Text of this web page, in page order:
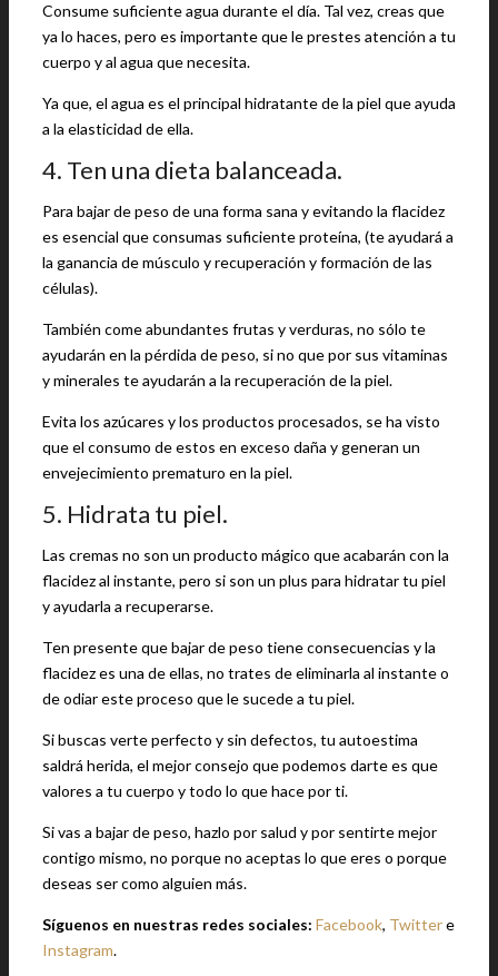
Consume suficiente agua durante el día. Tal vez, creas que
ya lo haces, pero es importante que le prestes atención a tu
cuerpo y al agua que necesita.
Ya que, el agua es el principal hidratante de la piel que ayuda
a la elasticidad de ella.
4. Ten una dieta balanceada.
Para bajar de peso de una forma sana y evitando la flacidez
es esencial que consumas suficiente proteína, (te ayudará a
la ganancia de músculo y recuperación y formación de las
células).
También come abundantes frutas y verduras, no sólo te
ayudarán en la pérdida de peso, si no que por sus vitaminas
y minerales te ayudarán a la recuperación de la piel.
Evita los azúcares y los productos procesados, se ha visto
que el consumo de estos en exceso daña y generan un
envejecimiento prematuro en la piel.
5. Hidrata tu piel.
Las cremas no son un producto mágico que acabarán con la
flacidez al instante, pero si son un plus para hidratar tu piel
y ayudarla a recuperarse.
Ten presente que bajar de peso tiene consecuencias y la
flacidez es una de ellas, no trates de eliminarla al instante o
de odiar este proceso que le sucede a tu piel.
Si buscas verte perfecto y sin defectos, tu autoestima
saldrá herida, el mejor consejo que podemos darte es que
valores a tu cuerpo y todo lo que hace por ti.
Si vas a bajar de peso, hazlo por salud y por sentirte mejor
contigo mismo, no porque no aceptas lo que eres o porque
deseas ser como alguien más.
Síguenos en nuestras redes sociales: Facebook, Twittere
Instagram.